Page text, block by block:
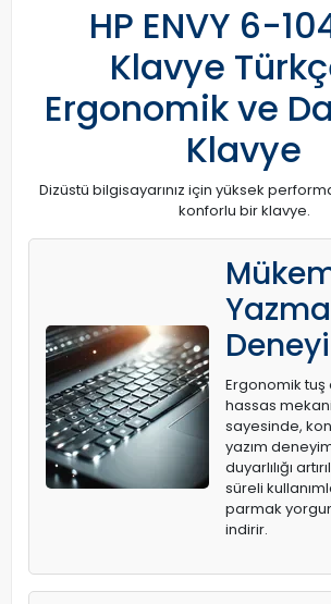
HP ENVY 6-
Klavye
Ergonomik ve
Klavye
Dizüstü bilgisayarınız için yüksek
konforlu bir klavye.
Yazma
Ergonomik tuş
hassas
sayesinde,
yazım
duyarlılığı
süreli
parmak
indirir.